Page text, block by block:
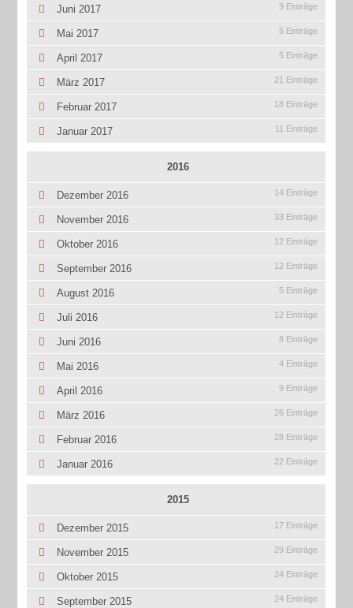
Juni 2017 9 Einträge
Mai 2017 5 Einträge
April 2017 5 Einträge
März 2017 21 Einträge
Februar 2017 18 Einträge
Januar 2017 11 Einträge
2016
Dezember 2016 14 Einträge
November 2016 33 Einträge
Oktober 2016 12 Einträge
September 2016 12 Einträge
August 2016 5 Einträge
Juli 2016 12 Einträge
Juni 2016 8 Einträge
Mai 2016 4 Einträge
April 2016 9 Einträge
März 2016 26 Einträge
Februar 2016 28 Einträge
Januar 2016 22 Einträge
2015
Dezember 2015 17 Einträge
November 2015 29 Einträge
Oktober 2015 24 Einträge
September 2015 24 Einträge